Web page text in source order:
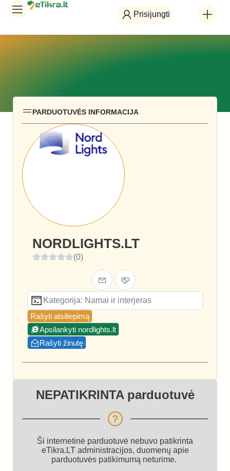
Prisijungti
PARDUOTUVĖS INFORMACIJA
NORDLIGHTS.LT
(0)
Kategorija: Namai ir interjeras
Rašyti atsiliepimą
Apsilankyti nordlights.lt
Rašyti žinutę
NEPATIKRINTA parduotuvė
Ši internetinė parduotuvė nebuvo patikrinta
eTikra.LT administracijos, duomenų apie
parduotuvės patikimumą neturime.